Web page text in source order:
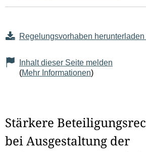
Regelungsvorhaben
Inhalt dieser Seite melden
(Mehr Informationen)
Stärkere
bei Ausgestaltung der